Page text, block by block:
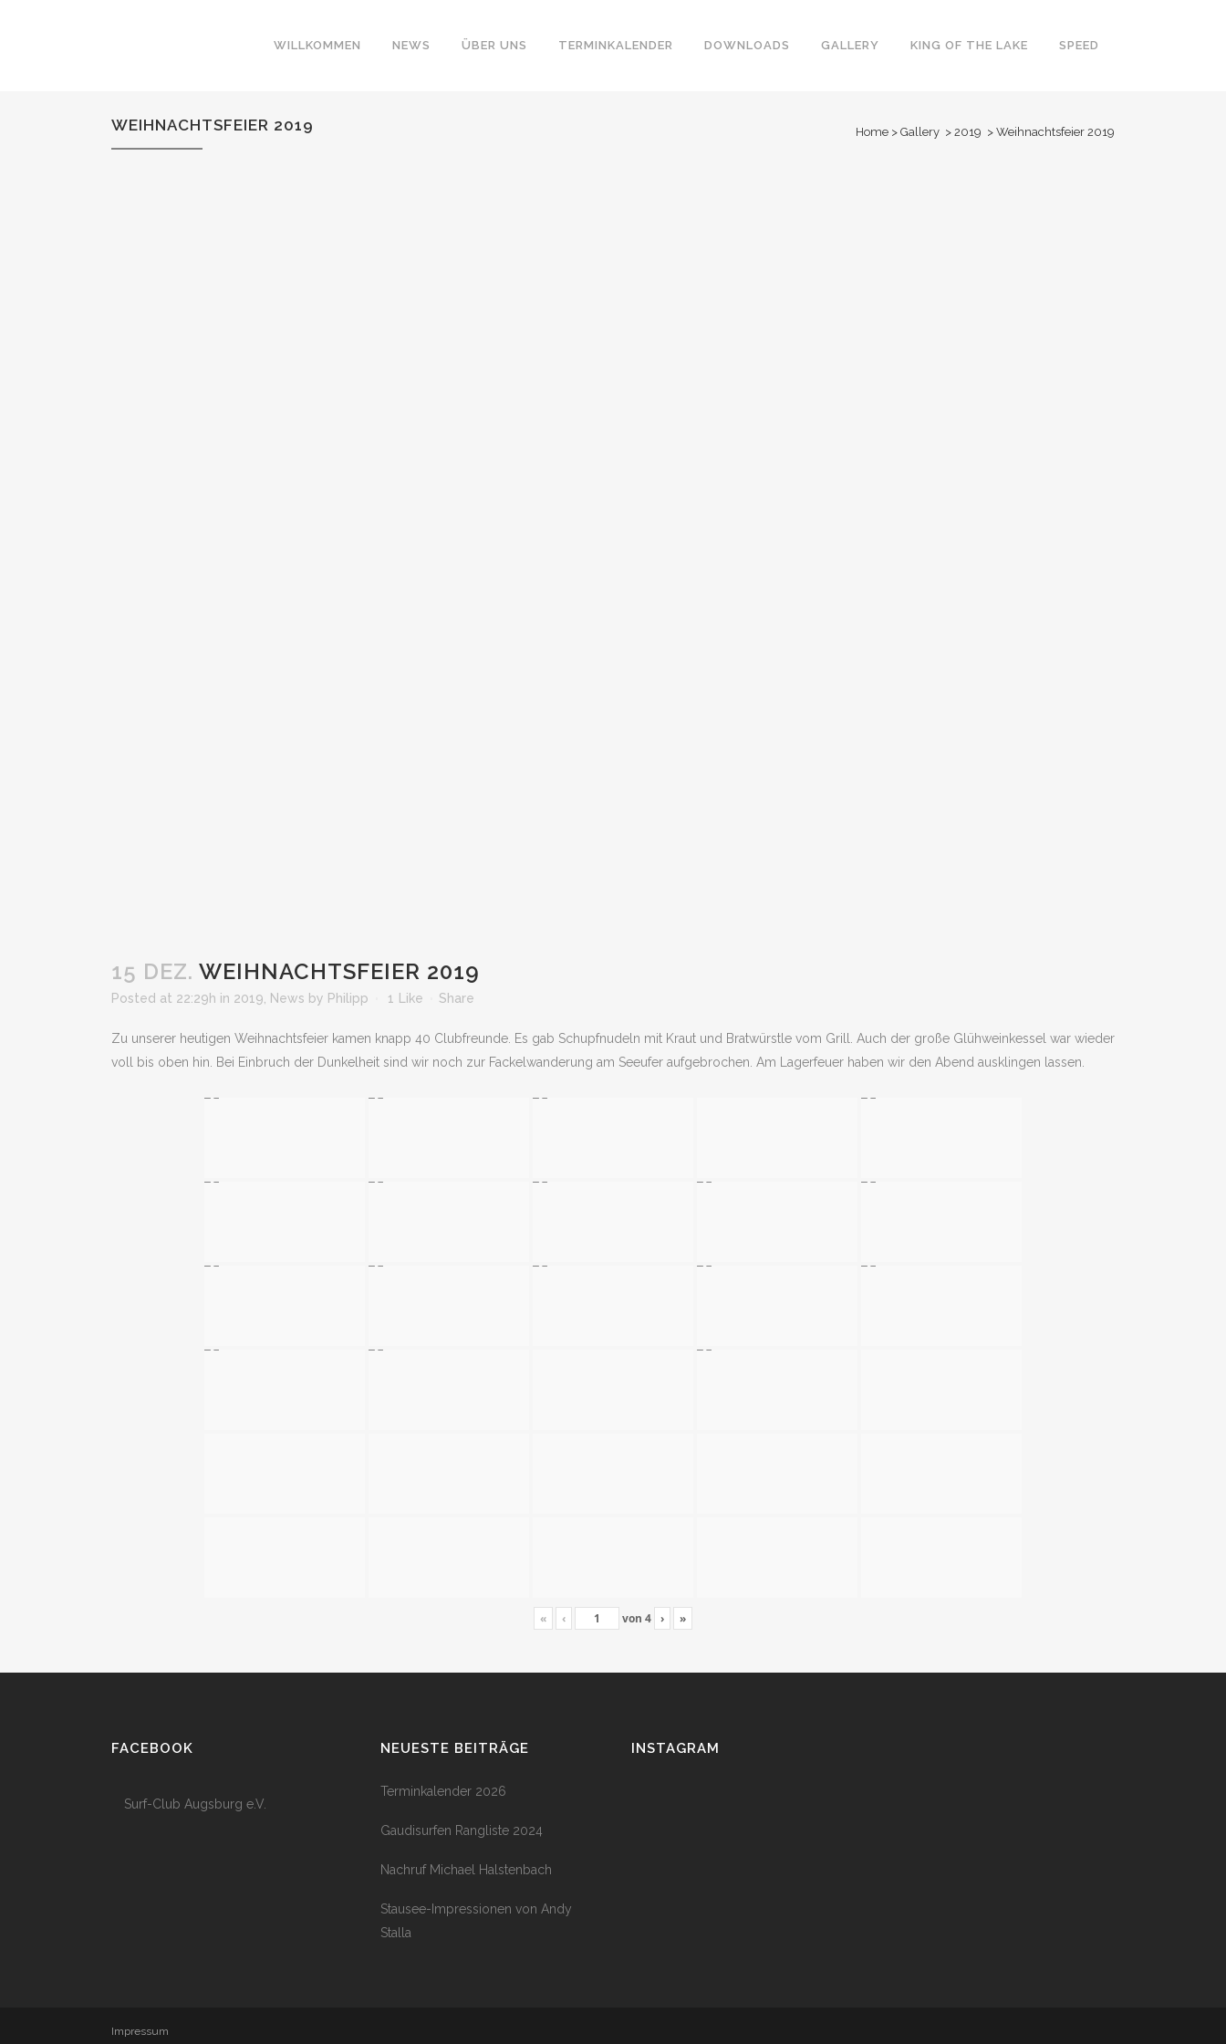
WILLKOMMEN NEWS ÜBER UNS TERMINKALENDER DOWNLOADS GALLERY KING OF THE LAKE SPEED
WEIHNACHTSFEIER 2019 Home > Gallery > 2019 > Weihnachtsfeier 2019
15 DEZ. WEIHNACHTSFEIER 2019
Posted at 22:29h in 2019 News by Philipp 1 Like Share
Zu unserer heutigen Weihnachtsfeier kamen knapp 40 Clubfreunde. Es gab Schupfnudeln mit Kraut und Bratwürstle vom Grill. Auch der große Glühweinkessel war wieder
voll bis oben hin. Bei Einbruch der Dunkelheit sind wir noch zur Fackelwanderung am Seeufer aufgebrochen. Am Lagerfeuer haben wir den Abend ausklingen lassen.
« ‹ von 4 › »
FACEBOOK
Surf-Club Augsburg e.V.
NEUESTE BEITRÄGE
Terminkalender 2026
Gaudisurfen Rangliste 2024
Nachruf Michael Halstenbach
Stausee-Impressionen von Andy
Stalla
INSTAGRAM
Impressum